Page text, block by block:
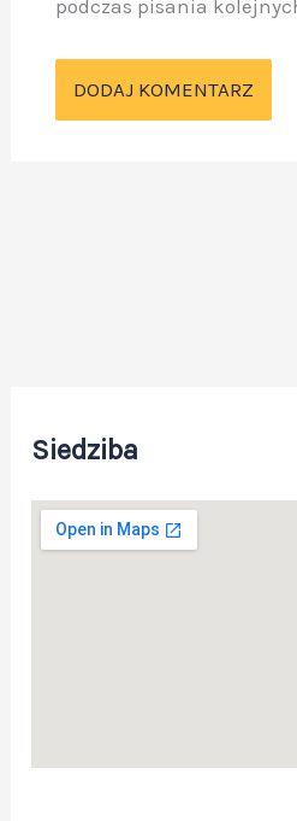
podczas pisania
Siedziba